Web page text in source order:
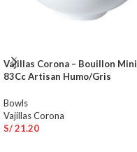
Vajillas Corona – Bouillon Mini
83Cc Artisan Humo/Gris
Bowls
Vajillas Corona
S/21.20